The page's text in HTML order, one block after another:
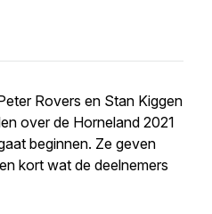
Rovers en Stan Kiggen
over de Horneland 2021
beginnen. Ze geven
kort wat de deelnemers